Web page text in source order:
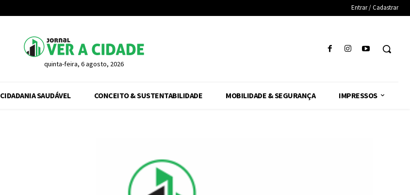
Entrar / Cadastrar
quinta-feira, 6 agosto, 2026
CIDADANIA SAUDÁVEL CONCEITO & SUSTENTABILIDADE MOBILIDADE & SEGURANÇA IMPRESSOS